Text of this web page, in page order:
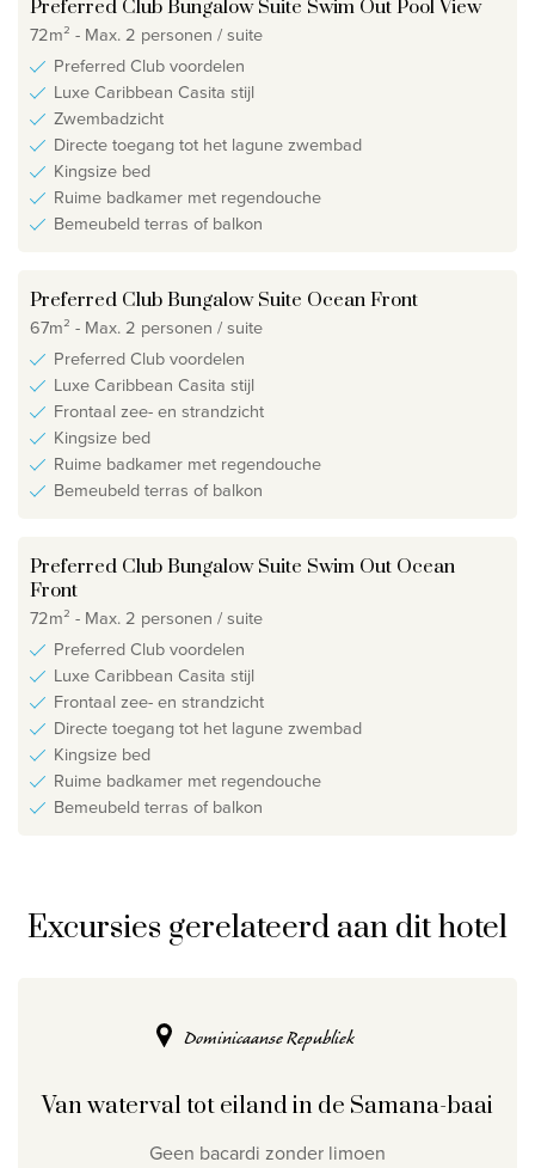
Preferred Club Bungalow Suite Swim Out Pool View
72m² - Max. 2 personen / suite
Preferred Club voordelen
Luxe Caribbean Casita stijl
Zwembadzicht
Directe toegang tot het lagune zwembad
Kingsize bed
Ruime badkamer met regendouche
Bemeubeld terras of balkon
Preferred Club Bungalow Suite Ocean Front
67m² - Max. 2 personen / suite
Preferred Club voordelen
Luxe Caribbean Casita stijl
Frontaal zee- en strandzicht
Kingsize bed
Ruime badkamer met regendouche
Bemeubeld terras of balkon
Preferred Club Bungalow Suite Swim Out Ocean
Front
72m² - Max. 2 personen / suite
Preferred Club voordelen
Luxe Caribbean Casita stijl
Frontaal zee- en strandzicht
Directe toegang tot het lagune zwembad
Kingsize bed
Ruime badkamer met regendouche
Bemeubeld terras of balkon
Excursies gerelateerd aan dit hotel
Dominicaanse Republiek
Van waterval tot eiland in de Samana-baai
Geen bacardi zonder limoen